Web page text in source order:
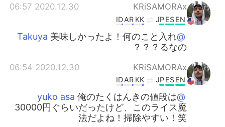
KRiSAMORAx
2020.12.30 06:57
EN
ES
JP
KK
AR
ID
@Takuya
美味しかったよ！何のこと入れ
るなの？？？
KRiSAMORAx
2020.12.30 06:54
EN
ES
JP
KK
AR
ID
@yuko asa
俺のたくはんきの値段は
30000円ぐらいだったけど、このライス魔
法だよね！掃除やすい！笑